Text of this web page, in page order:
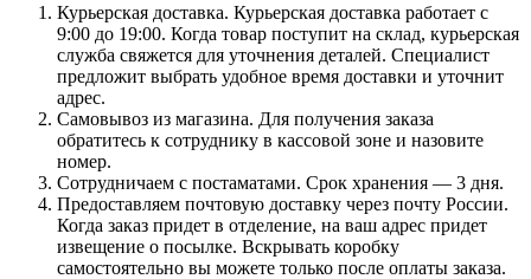
Курьерская доставка. Курьерская доставка работает с
9:00 до 19:00. Когда товар поступит на склад, курьерская
служба свяжется для уточнения деталей. Специалист
предложит выбрать удобное время доставки и уточнит
адрес.
Самовывоз из магазина. Для получения заказа
обратитесь к сотруднику в кассовой зоне и назовите
номер.
Сотрудничаем с постаматами. Срок хранения — 3 дня.
Предоставляем почтовую доставку через почту России.
Когда заказ придет в отделение, на ваш адрес придет
извещение о посылке. Вскрывать коробку
самостоятельно вы можете только после оплаты заказа.